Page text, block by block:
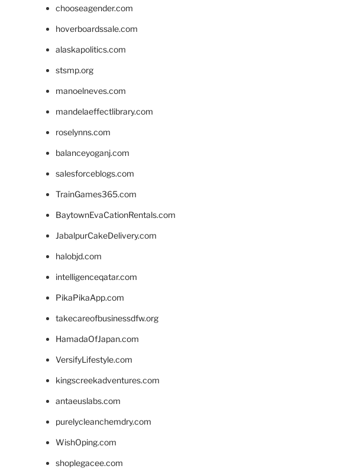
chooseagender.com
hoverboardssale.com
alaskapolitics.com
stsmp.org
manoelneves.com
mandelaeffectlibrary.com
roselynns.com
balanceyoganj.com
salesforceblogs.com
TrainGames365.com
BaytownEvaCationRentals.com
JabalpurCakeDelivery.com
halobjd.com
intelligenceqatar.com
PikaPikaApp.com
takecareofbusinessdfw.org
HamadaOfJapan.com
VersifyLifestyle.com
kingscreekadventures.com
antaeuslabs.com
purelycleanchemdry.com
WishOping.com
shoplegacee.com